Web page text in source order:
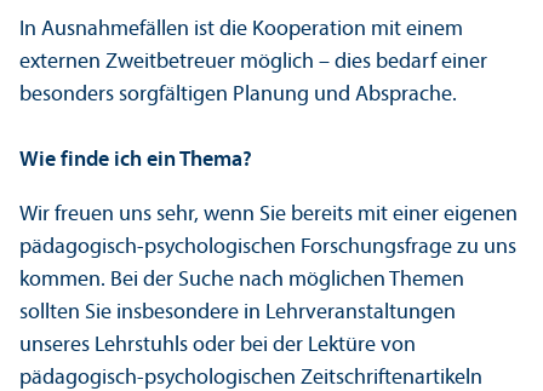
In Ausnahmefällen ist die Kooperation mit einem
externen Zweitbetreuer möglich – dies bedarf einer
besonders sorgfältigen Planung und Absprache.
Wie finde ich ein Thema?
Wir freuen uns sehr, wenn Sie bereits mit einer eigenen
pädagogisch-psychologischen Forschungs­frage zu uns
kommen. Bei der Suche nach möglichen Themen
sollten Sie insbesondere in Lehr­veranstaltungen
unseres Lehr­stuhls oder bei der Lektüre von
pädagogisch-psychologischen Zeitschriftenartikeln